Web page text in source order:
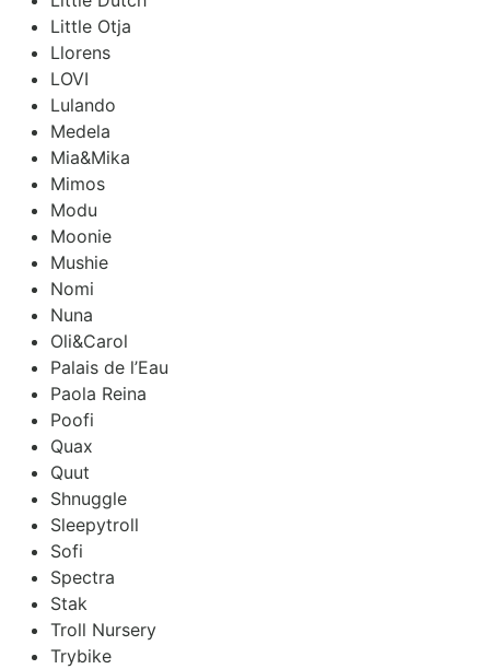
Little Otja
Llorens
LOVI
Lulando
Medela
Mia&Mika
Mimos
Modu
Moonie
Mushie
Nomi
Nuna
Oli&Carol
Palais de l’Eau
Paola Reina
Poofi
Quax
Quut
Shnuggle
Sleepytroll
Sofi
Spectra
Stak
Troll Nursery
Trybike